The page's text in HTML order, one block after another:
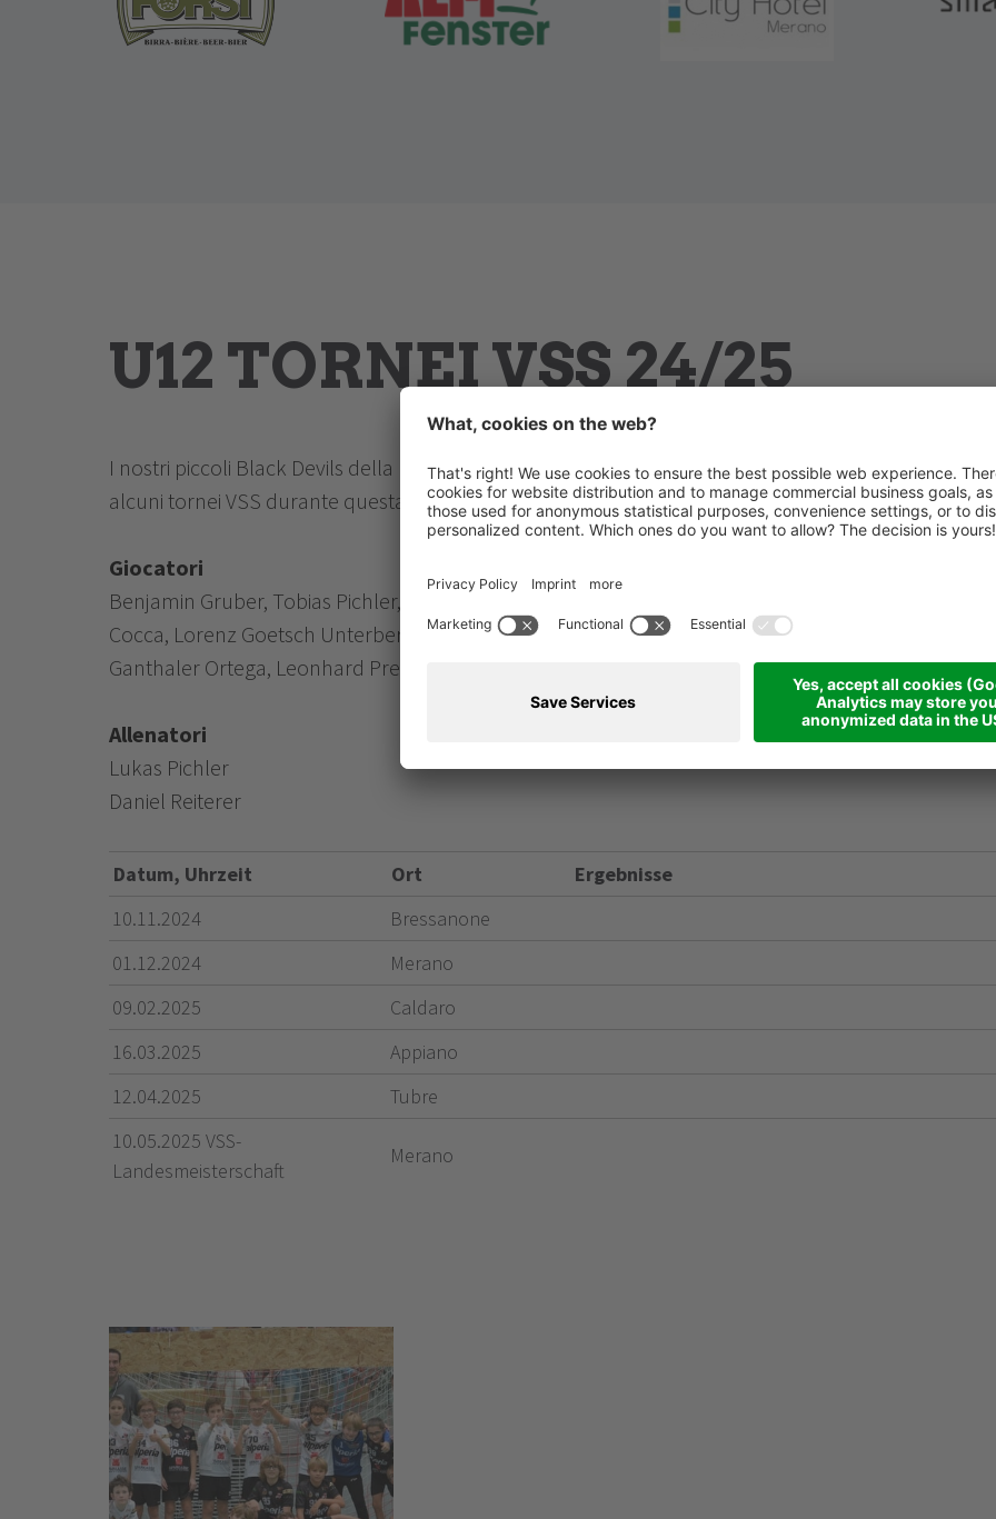
U12 TORNEI VSS 24/25
I nostri piccoli Black Devils della U11 non giocano ancora nessun campionato, ma parteciperanno
alcuni tornei VSS durante questa stagione. Le date saranno annunciate di volta in volta.
Giocatori
Benjamin Gruber, Tobias Pichler, Lucas Reiterer, Jakob Kapfinger, Jonah Schwalt, Ilias Schwalt,
Cocca, Lorenz Goetsch Unterberger, Albatrit Kurtaj, Pietro Borgato, Leo Pulga, Jonas Ausserer,
Ganthaler Ortega, Leonhard Prezzi, Damian Rapetta, Jacopo Cappello, Noah Ravanelli.
Allenatori
Lukas Pichler
Daniel Reiterer
Datum, Uhrzeit Ort
Ergebnisse
10.11.2024
Bressanone
01.12.2024
Merano
09.02.2025
Caldaro
16.03.2025
Appiano
12.04.2025
Tubre
10.05.2025 VSS-
Landesmeisterschaft
Merano